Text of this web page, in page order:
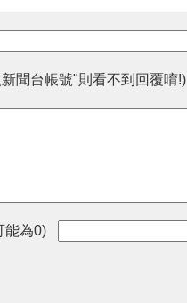
聞台帳號"則看不到回覆唷!)
能為0)